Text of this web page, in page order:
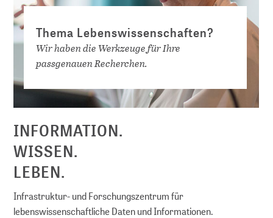
Thema Lebenswissenschaften?
Wir haben die Werkzeuge für Ihre
passgenauen Recherchen.
INFORMATION.
WISSEN.
LEBEN.
Infrastruktur- und Forschungszentrum für
lebenswissenschaftliche Daten und Informationen.